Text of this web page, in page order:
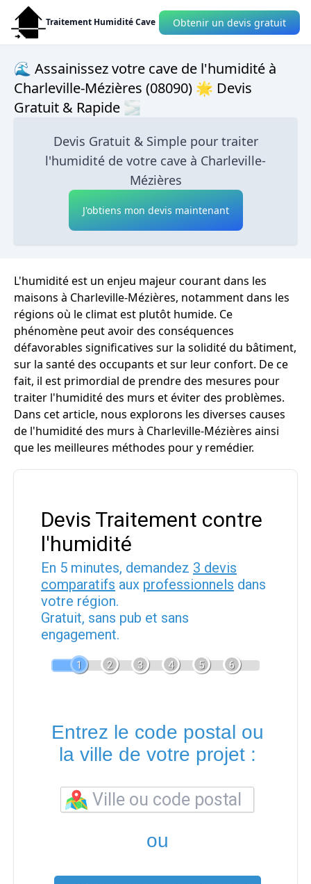
Traitement Humidité Cave Obtenir un devis gratuit
🌊 Assainissez votre cave de l'humidité à
Charleville-Mézières (08090) 🌟 Devis
Gratuit & Rapide 🌫
Devis Gratuit & Simple pour traiter
l'humidité de votre cave à Charleville-
Mézières
J'obtiens mon devis maintenant
L'humidité est un enjeu majeur courant dans les
maisons à Charleville-Mézières, notamment dans les
régions où le climat est plutôt humide. Ce
phénomène peut avoir des conséquences
défavorables significatives sur la solidité du bâtiment,
sur la santé des occupants et sur leur confort. De ce
fait, il est primordial de prendre des mesures pour
traiter l'humidité des murs et éviter des problèmes.
Dans cet article, nous explorons les diverses causes
de l'humidité des murs à Charleville-Mézières ainsi
que les meilleures méthodes pour y remédier.
Devis Traitement contre
l'humidité
En 5 minutes, demandez 3 devis
comparatifs aux professionnels dans
votre région.
Gratuit, sans pub et sans
engagement.
1 2 3 4 5 6
Entrez le code postal ou
la ville de votre projet :
ou